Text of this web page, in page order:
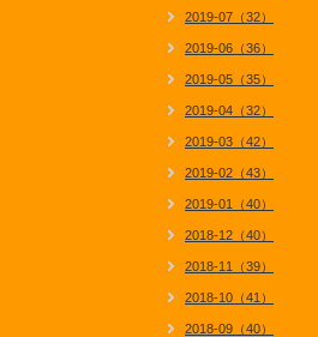
2019-07（32）
2019-06（36）
2019-05（35）
2019-04（32）
2019-03（42）
2019-02（43）
2019-01（40）
2018-12（40）
2018-11（39）
2018-10（41）
2018-09（40）